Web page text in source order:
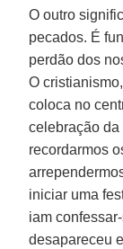
O outro
pecados. É
perdão dos
O
coloca no
celebração da
recordarmos
iniciar uma
iam
desapareceu